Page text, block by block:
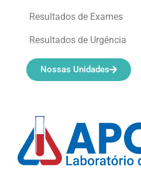
Resultados de Exames
Resultados de Urgência
Nossas Unidades